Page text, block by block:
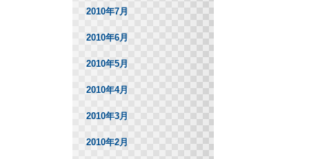
2010年7月
2010年6月
2010年5月
2010年4月
2010年3月
2010年2月